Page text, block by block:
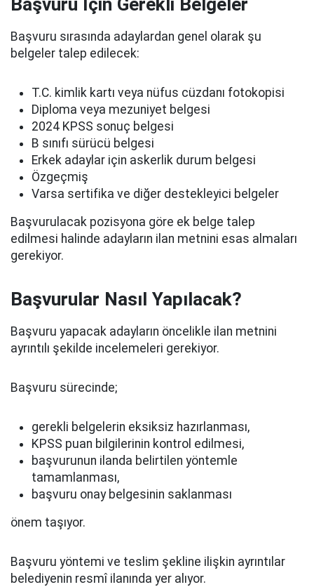
Başvuru İçin Gerekli Belgeler
Başvuru sırasında adaylardan genel olarak şu
belgeler talep edilecek:
T.C. kimlik kartı veya nüfus cüzdanı fotokopisi
Diploma veya mezuniyet belgesi
2024 KPSS sonuç belgesi
B sınıfı sürücü belgesi
Erkek adaylar için askerlik durum belgesi
Özgeçmiş
Varsa sertifika ve diğer destekleyici belgeler
Başvurulacak pozisyona göre ek belge talep
edilmesi halinde adayların ilan metnini esas almaları
gerekiyor.
Başvurular Nasıl Yapılacak?
Başvuru yapacak adayların öncelikle ilan metnini
ayrıntılı şekilde incelemeleri gerekiyor.
Başvuru sürecinde;
gerekli belgelerin eksiksiz hazırlanması,
KPSS puan bilgilerinin kontrol edilmesi,
başvurunun ilanda belirtilen yöntemle
tamamlanması,
başvuru onay belgesinin saklanması
önem taşıyor.
Başvuru yöntemi ve teslim şekline ilişkin ayrıntılar
belediyenin resmî ilanında yer alıyor.